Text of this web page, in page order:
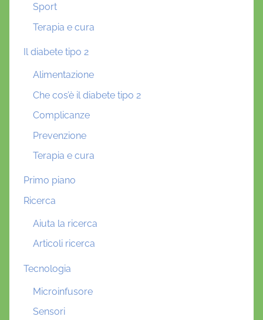
Sport
Terapia e cura
Il diabete tipo 2
Alimentazione
Che cos’è il diabete tipo 2
Complicanze
Prevenzione
Terapia e cura
Primo piano
Ricerca
Aiuta la ricerca
Articoli ricerca
Tecnologia
Microinfusore
Sensori